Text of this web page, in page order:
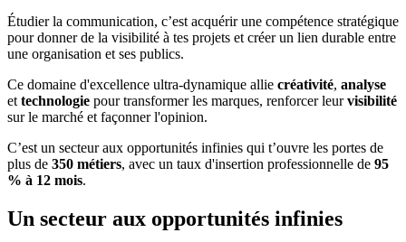
Étudier la communication, c’est acquérir une compétence stratégique
pour donner de la visibilité à tes projets et créer un lien durable entre
une organisation et ses publics.
Ce domaine d'excellence ultra-dynamique allie créativité, analyse
et technologie pour transformer les marques, renforcer leurvisibilité
sur le marché et façonner l'opinion.
C’est un secteur aux opportunités infinies qui t’ouvre les portes de
plus de 350 métiers, avec un taux d'insertion professionnelle de 95
% à 12 mois.
Un secteur aux opportunités infinies